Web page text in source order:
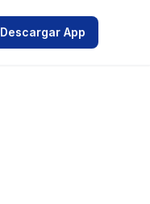
Descargar App